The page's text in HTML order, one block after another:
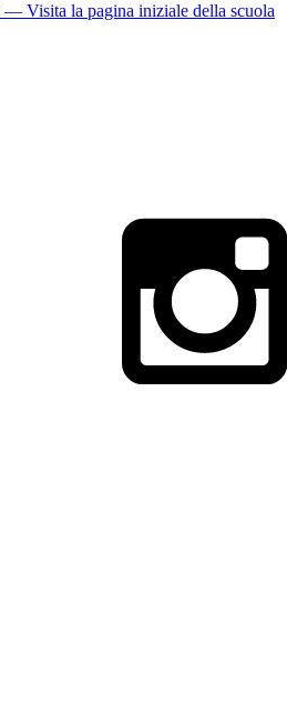
— Visita la pagina iniziale della scuola